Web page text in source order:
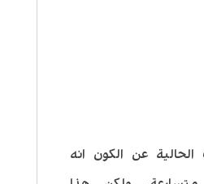
الحالية عن الكون انه